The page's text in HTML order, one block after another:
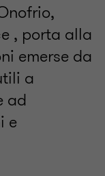
, porta alla
emerse da
a
ad
e